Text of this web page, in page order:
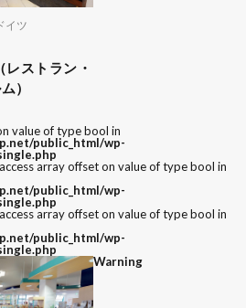
イツ
ストラン・
）
value of type bool in
public_html/wp-
array offset on value of type bool in
public_html/wp-
array offset on value of type bool in
public_html/wp-
Warning